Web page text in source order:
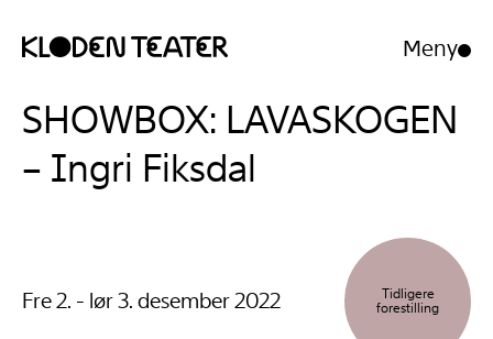
Hopp
innhold
Hopp
navigasjon
Meny
Åpne/
SHOWBOX: LAVASKOGEN
– Ingri Fiksdal
Fre 2. - lør 3. desember 2022
Tidligere
forestilling